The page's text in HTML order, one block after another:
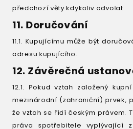
předchozí věty kdykoliv odvolat.
11. Doručování
11.1. Kupujícímu může být
adresu kupujícího.
12. Závěrečná
12.1. Pokud vztah založený
mezinárodní (zahraniční) prvek,
že vztah se řídí českým právem.
práva spotřebitele vyplývající